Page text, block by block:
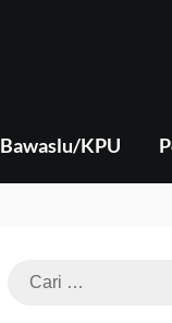
Bawaslu/KPU
Cari